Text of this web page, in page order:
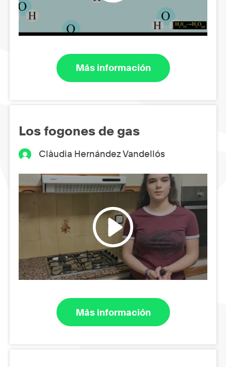
Más información
Los fogones de gas
Clàudia Hernández Vandellós
Más información